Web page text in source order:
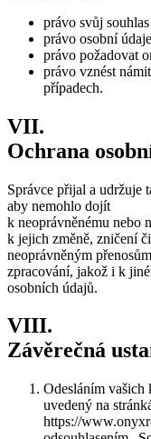
právo svůj
právo osobní
právo požadovat
právo vznést
případech.
VII.
Ochrana
Správce přijal a udržuje
aby nemohlo dojít
k neoprávněnému nebo
k jejich změně, zničení
neoprávněným
zpracování, jakož i k
osobních údajů.
VIII.
Závěrečná
Odesláním vašich
uvedený na
https://